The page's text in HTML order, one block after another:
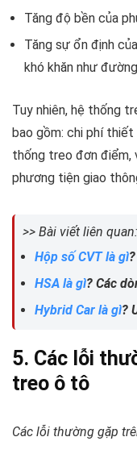
Tăng độ bền của
Tăng sự ổn định
khó khăn như
Tuy nhiên, hệ thống
bao gồm: chi phí thiết
thống treo đơn điểm,
phương tiện giao
>> Bài viết liên quan:
Hộp số CVT là gì
HSA là gì? Các
Hybrid Car là gì?
5. Các lỗi
treo ô tô
Các lỗi thường gặp